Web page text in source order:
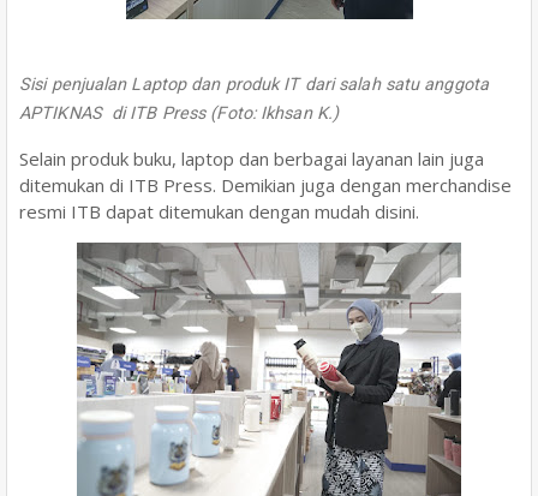
Sisi penjualan Laptop dan produk IT dari salah satu anggota
APTIKNAS di ITB Press (Foto: Ikhsan K.)
Selain produk buku, laptop dan berbagai layanan lain juga
ditemukan di ITB Press. Demikian juga dengan merchandise
resmi ITB dapat ditemukan dengan mudah disini.